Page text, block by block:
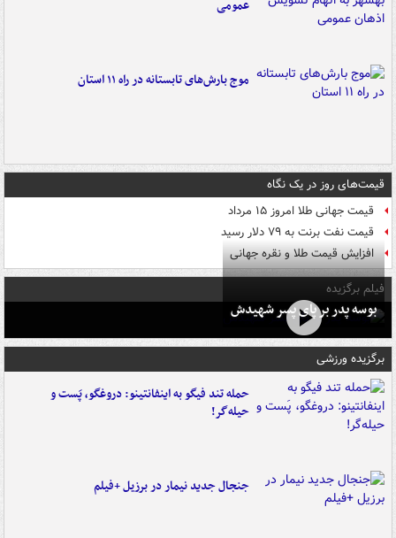
عمومی
موج بارش‌های تابستانه در راه ۱۱ استان
قیمت‌های روز در یک نگاه
قیمت جهانی طلا امروز ۱۵ مرداد
قیمت نفت برنت به ۷۹ دلار رسید
افزایش قیمت طلا و نقره جهانی
فیلم برگزیده
بوسه‌ پدر بر پای پسر شهیدش
برگزیده ورزشی
حمله تند فیگو به اینفانتینو: دروغگو، پَست‌ و
حیله‌گر!
جنجال جدید نیمار در برزیل +فیلم